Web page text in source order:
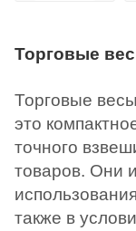
Торговые
Торговые
это
точного
товаров. Они
также в